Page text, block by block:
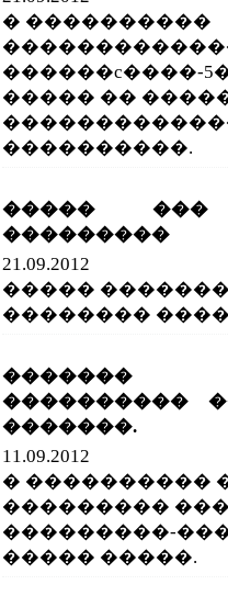
� ����������
������c����-
����� ��
����������.
�����
���������
21.09.2012
�����
��������
�������
����������
�������.
11.09.2012
� ����������
���������
���������-
����� �����.